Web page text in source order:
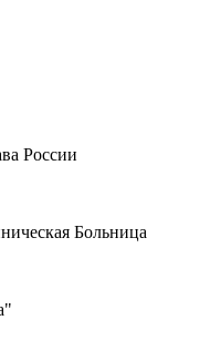
России
Больница